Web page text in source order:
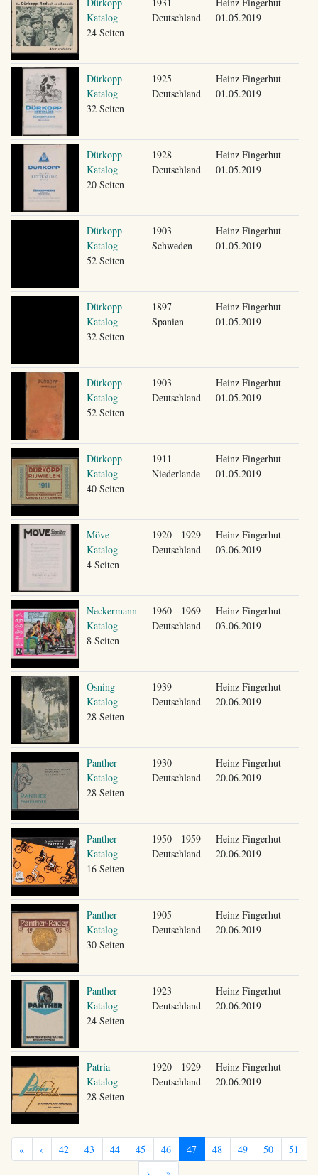
Katalog
24 Seiten
Deutschland
01.05.2019
Dürkopp
Katalog
32 Seiten
1925
Deutschland
Heinz Fingerhut
01.05.2019
Dürkopp
Katalog
20 Seiten
1928
Deutschland
Heinz Fingerhut
01.05.2019
Dürkopp
Katalog
52 Seiten
1903
Schweden
Heinz Fingerhut
01.05.2019
Dürkopp
Katalog
32 Seiten
1897
Spanien
Heinz Fingerhut
01.05.2019
Dürkopp
Katalog
52 Seiten
1903
Deutschland
Heinz Fingerhut
01.05.2019
Dürkopp
Katalog
40 Seiten
1911
Niederlande
Heinz Fingerhut
01.05.2019
Möve
Katalog
4 Seiten
1920 - 1929
Deutschland
Heinz Fingerhut
03.06.2019
Neckermann
Katalog
8 Seiten
1960 - 1969
Deutschland
Heinz Fingerhut
03.06.2019
Osning
Katalog
28 Seiten
1939
Deutschland
Heinz Fingerhut
20.06.2019
Panther
Katalog
28 Seiten
1930
Deutschland
Heinz Fingerhut
20.06.2019
Panther
Katalog
16 Seiten
1950 - 1959
Deutschland
Heinz Fingerhut
20.06.2019
Panther
Katalog
30 Seiten
1905
Deutschland
Heinz Fingerhut
20.06.2019
Panther
Katalog
24 Seiten
1923
Deutschland
Heinz Fingerhut
20.06.2019
Patria
Katalog
28 Seiten
1920 - 1929
Deutschland
Heinz Fingerhut
20.06.2019
« ‹ 42 43 44 45 46 47 48 49 50
51
›
»